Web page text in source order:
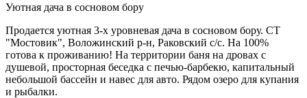
Уютная дача в сосновом бору
Продается уютная 3-х уровневая дача в сосновом бору. СТ
"Мостовик", Воложинский р-н, Раковский с/с. На 100%
готова к проживанию! На территории баня на дровах с
душевой, просторная беседка с печью-барбекю, капитальный
небольшой бассейн и навес для авто. Рядом озеро для купания
и рыбалки.